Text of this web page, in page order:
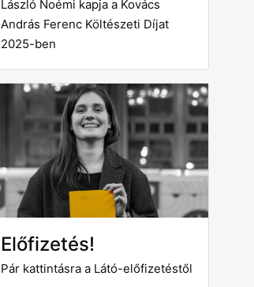
László Noémi kapja a Kovács
András Ferenc Költészeti Díjat
2025-ben
Előfizetés!
Pár kattintásra a Látó-előfizetéstől